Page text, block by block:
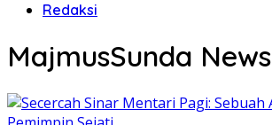
Redaksi
MajmusSunda News